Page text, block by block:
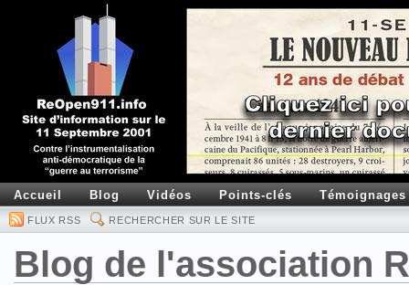
Accueil Blog Vidéos Points-clés Témoignages
FLUX RSS RECHERCHER SUR LE SITE
Blog de l'association